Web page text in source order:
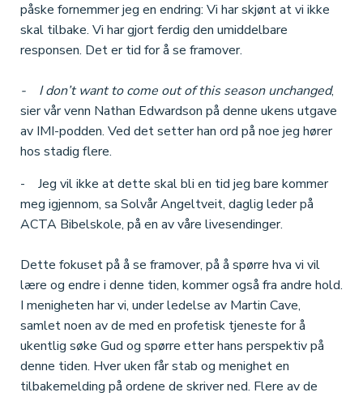
påske fornemmer jeg en endring: Vi har skjønt at vi ikke
skal tilbake. Vi har gjort ferdig den umiddelbare
responsen. Det er tid for å se framover.
- I don’t want to come out of this season unchanged,
sier vår venn Nathan Edwardson på denne ukens utgave
av IMI-podden. Ved det setter han ord på noe jeg hører
hos stadig flere.
- Jeg vil ikke at dette skal bli en tid jeg bare kommer
meg igjennom, sa Solvår Angeltveit, daglig leder på
ACTA Bibelskole, på en av våre livesendinger.
Dette fokuset på å se framover, på å spørre hva vi vil
lære og endre i denne tiden, kommer også fra andre hold.
I menigheten har vi, under ledelse av Martin Cave,
samlet noen av de med en profetisk tjeneste for å
ukentlig søke Gud og spørre etter hans perspektiv på
denne tiden. Hver uken får stab og menighet en
tilbakemelding på ordene de skriver ned. Flere av de